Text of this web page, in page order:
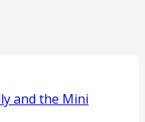
and the Mini